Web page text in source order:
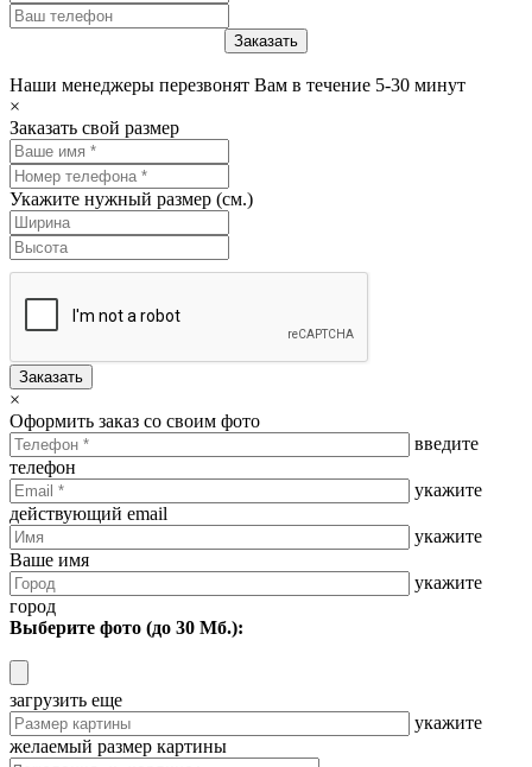
Наши менеджеры перезвонят Вам в течение 5-30 минут
×
Заказать свой размер
Укажите нужный размер (см.)
Заказать
×
Оформить заказ со своим фото
введите
телефон
укажите
действующий email
укажите
Ваше имя
укажите
город
Выберите фото (до 30 Мб.):
загрузить еще
укажите
желаемый размер картины